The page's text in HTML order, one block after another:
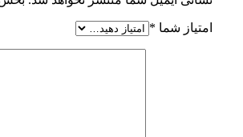
امتیاز شما *